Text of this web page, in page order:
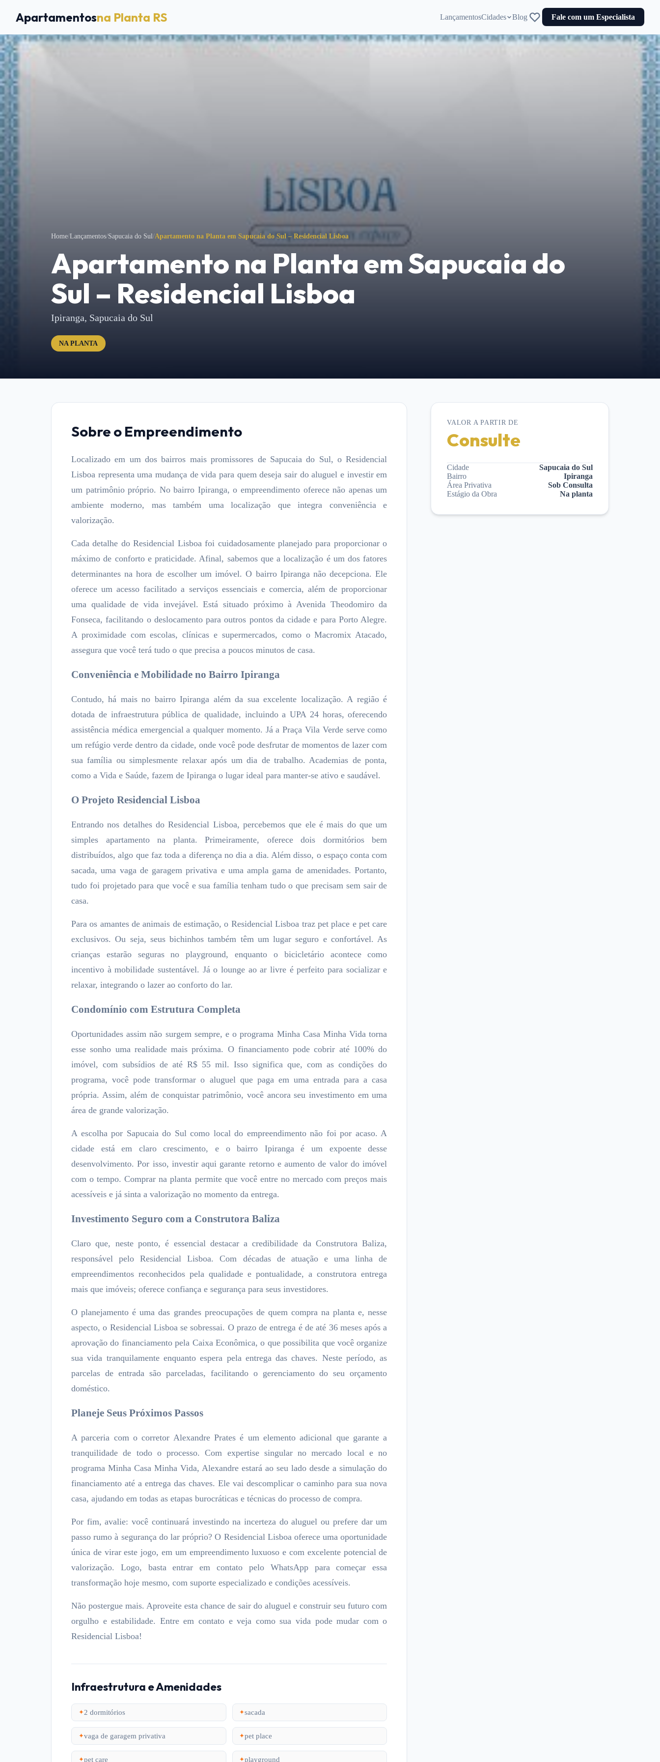
Apartamentosna Planta RS LançamentosCidades Blog Fale com um Especialista
Home/Lançamentos/Sapucaia do Sul/Apartamento na Planta em Sapucaia do Sul – Residencial Lisboa
Apartamento na Planta em Sapucaia do
Sul – Residencial Lisboa
Ipiranga, Sapucaia do Sul
NA PLANTA
Sobre o Empreendimento
Localizado em um dos bairros mais promissores de Sapucaia do Sul, o Residencial
Lisboa representa uma mudança de vida para quem deseja sair do aluguel e investir em
um patrimônio próprio. No bairro Ipiranga, o empreendimento oferece não apenas um
ambiente moderno, mas também uma localização que integra conveniência e
valorização.
Cada detalhe do Residencial Lisboa foi cuidadosamente planejado para proporcionar o
máximo de conforto e praticidade. Afinal, sabemos que a localização é um dos fatores
determinantes na hora de escolher um imóvel. O bairro Ipiranga não decepciona. Ele
oferece um acesso facilitado a serviços essenciais e comercia, além de proporcionar
uma qualidade de vida invejável. Está situado próximo à Avenida Theodomiro da
Fonseca, facilitando o deslocamento para outros pontos da cidade e para Porto Alegre.
A proximidade com escolas, clínicas e supermercados, como o Macromix Atacado,
assegura que você terá tudo o que precisa a poucos minutos de casa.
Conveniência e Mobilidade no Bairro Ipiranga
Contudo, há mais no bairro Ipiranga além da sua excelente localização. A região é
dotada de infraestrutura pública de qualidade, incluindo a UPA 24 horas, oferecendo
assistência médica emergencial a qualquer momento. Já a Praça Vila Verde serve como
um refúgio verde dentro da cidade, onde você pode desfrutar de momentos de lazer com
sua família ou simplesmente relaxar após um dia de trabalho. Academias de ponta,
como a Vida e Saúde, fazem de Ipiranga o lugar ideal para manter-se ativo e saudável.
O Projeto Residencial Lisboa
Entrando nos detalhes do Residencial Lisboa, percebemos que ele é mais do que um
simples apartamento na planta. Primeiramente, oferece dois dormitórios bem
distribuídos, algo que faz toda a diferença no dia a dia. Além disso, o espaço conta com
sacada, uma vaga de garagem privativa e uma ampla gama de amenidades. Portanto,
tudo foi projetado para que você e sua família tenham tudo o que precisam sem sair de
casa.
Para os amantes de animais de estimação, o Residencial Lisboa traz pet place e pet care
exclusivos. Ou seja, seus bichinhos também têm um lugar seguro e confortável. As
crianças estarão seguras no playground, enquanto o bicicletário acontece como
incentivo à mobilidade sustentável. Já o lounge ao ar livre é perfeito para socializar e
relaxar, integrando o lazer ao conforto do lar.
Condomínio com Estrutura Completa
Oportunidades assim não surgem sempre, e o programa Minha Casa Minha Vida torna
esse sonho uma realidade mais próxima. O financiamento pode cobrir até 100% do
imóvel, com subsídios de até R$ 55 mil. Isso significa que, com as condições do
programa, você pode transformar o aluguel que paga em uma entrada para a casa
própria. Assim, além de conquistar patrimônio, você ancora seu investimento em uma
área de grande valorização.
A escolha por Sapucaia do Sul como local do empreendimento não foi por acaso. A
cidade está em claro crescimento, e o bairro Ipiranga é um expoente desse
desenvolvimento. Por isso, investir aqui garante retorno e aumento de valor do imóvel
com o tempo. Comprar na planta permite que você entre no mercado com preços mais
acessíveis e já sinta a valorização no momento da entrega.
Investimento Seguro com a Construtora Baliza
Claro que, neste ponto, é essencial destacar a credibilidade da Construtora Baliza,
responsável pelo Residencial Lisboa. Com décadas de atuação e uma linha de
empreendimentos reconhecidos pela qualidade e pontualidade, a construtora entrega
mais que imóveis; oferece confiança e segurança para seus investidores.
O planejamento é uma das grandes preocupações de quem compra na planta e, nesse
aspecto, o Residencial Lisboa se sobressai. O prazo de entrega é de até 36 meses após a
aprovação do financiamento pela Caixa Econômica, o que possibilita que você organize
sua vida tranquilamente enquanto espera pela entrega das chaves. Neste período, as
parcelas de entrada são parceladas, facilitando o gerenciamento do seu orçamento
doméstico.
Planeje Seus Próximos Passos
A parceria com o corretor Alexandre Prates é um elemento adicional que garante a
tranquilidade de todo o processo. Com expertise singular no mercado local e no
programa Minha Casa Minha Vida, Alexandre estará ao seu lado desde a simulação do
financiamento até a entrega das chaves. Ele vai descomplicar o caminho para sua nova
casa, ajudando em todas as etapas burocráticas e técnicas do processo de compra.
Por fim, avalie: você continuará investindo na incerteza do aluguel ou prefere dar um
passo rumo à segurança do lar próprio? O Residencial Lisboa oferece uma oportunidade
única de virar este jogo, em um empreendimento luxuoso e com excelente potencial de
valorização. Logo, basta entrar em contato pelo WhatsApp para começar essa
transformação hoje mesmo, com suporte especializado e condições acessíveis.
Não postergue mais. Aproveite esta chance de sair do aluguel e construir seu futuro com
orgulho e estabilidade. Entre em contato e veja como sua vida pode mudar com o
Residencial Lisboa!
Infraestrutura e Amenidades
✦2 dormitórios ✦sacada
✦vaga de garagem privativa ✦pet place
✦pet care ✦playground
VALOR A PARTIR DE
Consulte
Cidade
Sapucaia do Sul
Bairro
Ipiranga
Área Privativa
Sob Consulta
Estágio da Obra
Na planta